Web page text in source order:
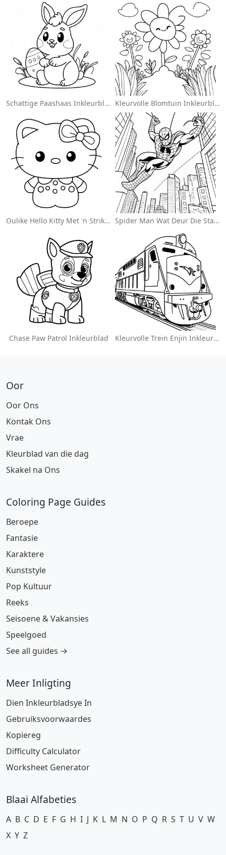
Schattige Paashaas Inkleurblad Kleurvolle Blomtuin Inkleurblad
Oulike Hello Kitty Met 'n Strik Inkleurblad Spider Man Wat Deur Die Stad Swang Inkleurblad
Chase Paw Patrol Inkleurblad Kleurvolle Trein Enjin Inkleurblad
Oor
Oor Ons
Kontak Ons
Vrae
Kleurblad van die dag
Skakel na Ons
Coloring Page Guides
Beroepe
Fantasie
Karaktere
Kunststyle
Pop Kultuur
Reeks
Seisoene & Vakansies
Speelgoed
See all guides →
Meer Inligting
Dien Inkleurbladsye In
Gebruiksvoorwaardes
Kopiereg
Difficulty Calculator
Worksheet Generator
Blaai Alfabeties
A B C D E F G H I J K L M N O P Q R S T U V W
X Y Z